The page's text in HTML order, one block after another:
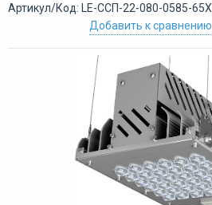
Артикул/Код: LE-ССП-22-080-0585-65Х
Добавить к сравнению